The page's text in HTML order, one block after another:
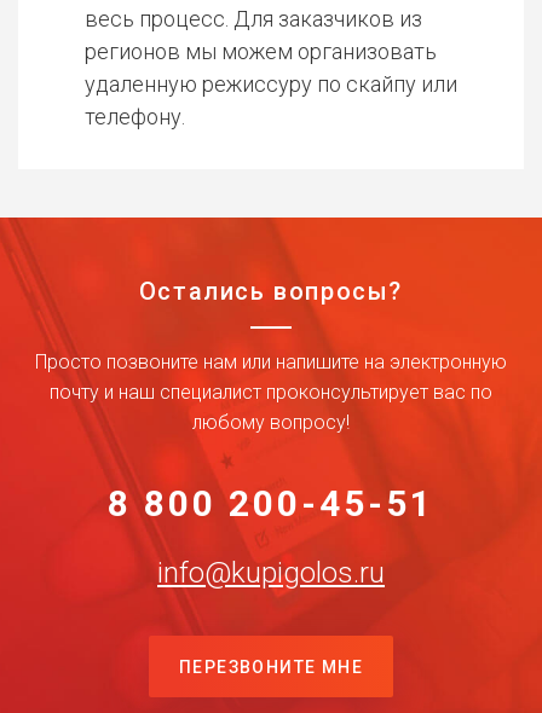
весь процесс. Для заказчиков из
регионов мы можем организовать
удаленную режиссуру по скайпу или
телефону.
Остались вопросы?
Просто позвоните нам или напишите на электронную
почту и наш специалист проконсультирует вас по
любому вопросу!
8 800 200-45-51
info@kupigolos.ru
ПЕРЕЗВОНИТЕ МНЕ